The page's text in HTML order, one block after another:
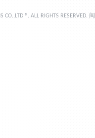
CO.,LTD ®. ALL RIGHTS RESERVED.